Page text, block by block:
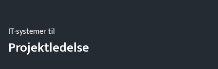
IT-systemer til
Projektledelse